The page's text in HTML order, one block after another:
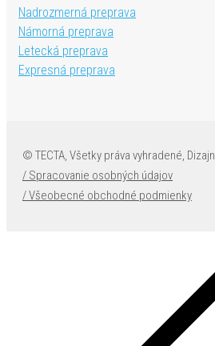
Nadrozmerná preprava
Námorná preprava
Lete​cká preprava
Expresná preprava
© TECTA, Všetky práva vyhradené, Dizajn
/ Spracovanie osobných údajov
/ Všeobecné obchodné podmienky